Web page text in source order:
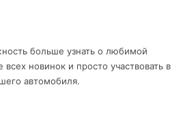
больше узнать о любимой
всех новинок и просто участвовать в
автомобиля.